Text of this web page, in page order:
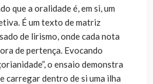
que a oralidade é, em si, um
É um texto de matriz
de lirismo, onde cada nota
de pertença. Evocando
o ensaio demonstra
carregar dentro de si uma ilha